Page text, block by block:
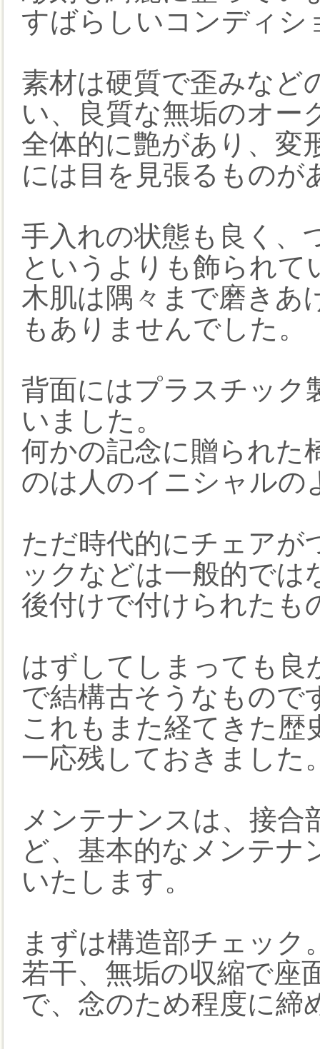
すばらしいコンディシ
素材は硬質で歪みなど
い、良質な無垢のオー
全体的に艶があり、変
には目を見張るものが
手入れの状態も良く、
というよりも飾られ
木肌は隅々まで磨きあ
もありませんでした。
背面にはプラスチック
いました。
何かの記念に贈られた
のは人のイニシャルの
ただ時代的にチェアが
ックなどは一般的で
後付けで付けられたも
はずしてしまっても良
で結構古そうなもので
これもまた経てきた歴
一応残しておきました
メンテナンスは、接合
ど、基本的なメンテ
いたします。
まずは構造部チェック
若干、無垢の収縮で座
で、念のため程度に締